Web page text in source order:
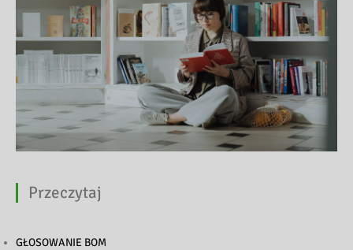
Przeczytaj
GŁOSOWANIE BOM